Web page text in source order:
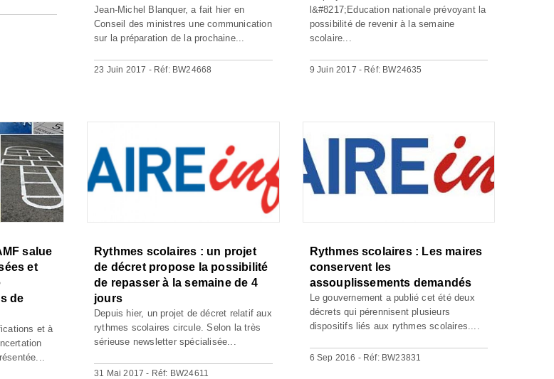
Jean-Michel Blanquer, a fait hier en
Conseil des ministres une communication
sur la préparation de la prochaine...
23 Juin 2017 - Réf: BW24668
l&#8217;Education nationale prévoyant la
possibilité de revenir à la semaine
scolaire...
9 Juin 2017 - Réf: BW24635
salue
et
de
et à
Rythmes scolaires : un projet
de décret propose la possibilité
de repasser à la semaine de 4
jours
Depuis hier, un projet de décret relatif aux
rythmes scolaires circule. Selon la très
sérieuse newsletter spécialisée...
31 Mai 2017 - Réf: BW24611
Rythmes scolaires : Les maires
conservent les
assouplissements demandés
Le gouvernement a publié cet été deux
décrets qui pérennisent plusieurs
dispositifs liés aux rythmes scolaires....
6 Sep 2016 - Réf: BW23831